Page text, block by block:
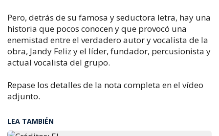
Pero, detrás de su famosa y seductora letra, hay una
historia que pocos conocen y que provocó una
enemistad entre el verdadero autor y vocalista de la
obra, Jandy Feliz y el líder, fundador, percusionista y
actual vocalista del grupo.
Repase los detalles de la nota completa en el vídeo
adjunto.
LEA TAMBIÉN